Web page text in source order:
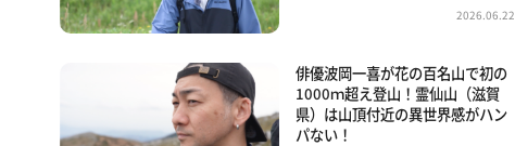
2026.06.22
俳優波岡一喜が花の百名山で初の
1000ｍ超え登山！霊仙山（滋賀
県）は山頂付近の異世界感がハン
パない！